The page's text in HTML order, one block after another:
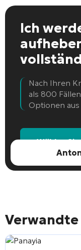
Ich
Nach Ihren
als 800
Optionen aus
Wählen